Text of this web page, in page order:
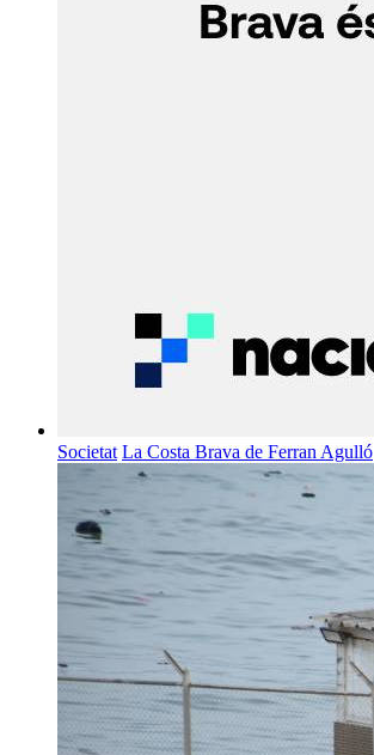
Societat La Costa Brava de Ferran Agulló